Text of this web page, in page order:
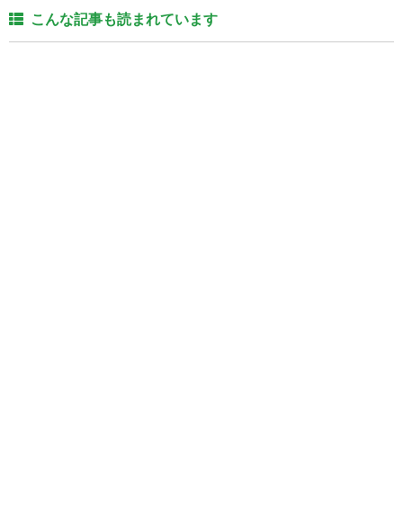
こんな記事も読まれています